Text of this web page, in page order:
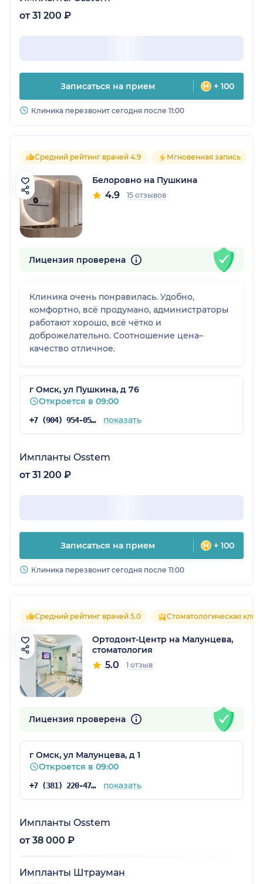
от 31 200 ₽
Записаться на прием + 100
Клиника перезвонит сегодня после 11:00
Средний рейтинг врачей 4.9 Мгновенная запись
Белоровно на Пушкина
4.9 15 отзывов
Лицензия проверена
Клиника очень понравилась. Удобно,
комфортно, всё продумано, администраторы
работают хорошо, всё чётко и
доброжелательно. Соотношение цена–
качество отличное.
г Омск, ул Пушкина, д 76
Откроется в 09:00
+7 (904) 954-05-61 показать
Импланты Osstem
от 31 200 ₽
Записаться на прием + 100
Клиника перезвонит сегодня после 11:00
Средний рейтинг врачей 5.0 Стоматологическая
Ортодонт-Центр на Малунцева,
стоматология
5.0 1 отзыв
Лицензия проверена
г Омск, ул Малунцева, д 1
Откроется в 09:00
+7 (381) 220-47-18 показать
Импланты Osstem
от 38 000 ₽
Импланты Штрауман